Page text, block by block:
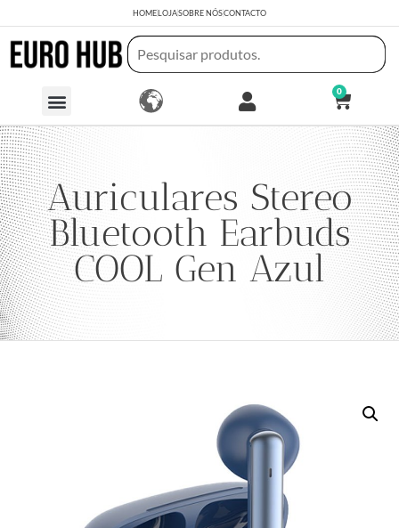
HOMELOJASOBRE NÓSCONTACTO
0
Auriculares Stereo
Bluetooth Earbuds
COOL Gen Azul